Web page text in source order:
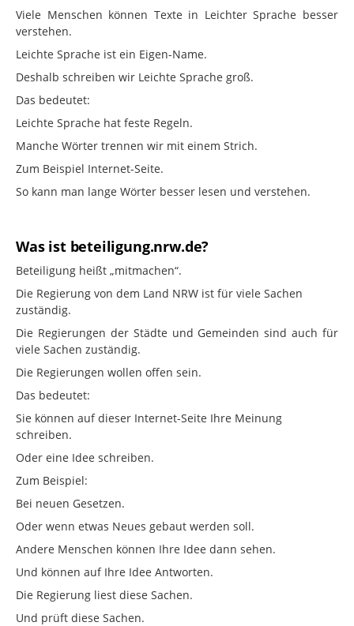
Viele Menschen können Texte in Leichter Sprache besser
verstehen.
Leichte Sprache ist ein Eigen-Name.
Deshalb schreiben wir Leichte Sprache groß.
Das bedeutet:
Leichte Sprache hat feste Regeln.
Manche Wörter trennen wir mit einem Strich.
Zum Beispiel Internet-Seite.
So kann man lange Wörter besser lesen und verstehen.
Was ist beteiligung.nrw.de?
Beteiligung heißt „mitmachen“.
Die Regierung von dem Land NRW ist für viele Sachen
zuständig.
Die Regierungen der Städte und Gemeinden sind auch für
viele Sachen zuständig.
Die Regierungen wollen offen sein.
Das bedeutet:
Sie können auf dieser Internet-Seite Ihre Meinung
schreiben.
Oder eine Idee schreiben.
Zum Beispiel:
Bei neuen Gesetzen.
Oder wenn etwas Neues gebaut werden soll.
Andere Menschen können Ihre Idee dann sehen.
Und können auf Ihre Idee Antworten.
Die Regierung liest diese Sachen.
Und prüft diese Sachen.